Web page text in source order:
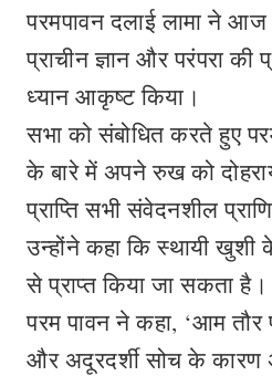
परमपावन दलाई लामा ने
प्राचीन ज्ञान और परंपरा
ध्यान आकृष्ट किया।
सभा को संबोधित करते हुए
के बारे में अपने रुख को
प्राप्ति सभी संवेदनशील
उन्होंने कहा कि स्थायी
से प्राप्त किया जा सकता है।
परम पावन ने कहा, ‘आम तौर
और अदूरदर्शी सोच के कारण